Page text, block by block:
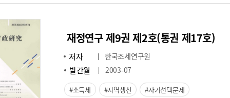
재정연구 제9권 제2호(통권 제17호)
저자 한국조세연구원
발간월 2003-07
소득세 지역생산 자기선택문제